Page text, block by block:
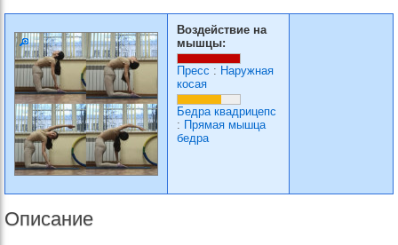
Воздействие на
мышцы:
Пресс : Наружная
косая
Бедра квадрицепс
: Прямая мышца
бедра
Описание